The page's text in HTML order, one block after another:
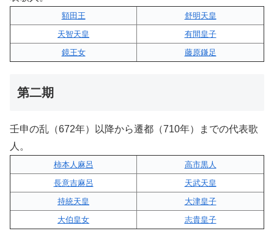
額田王
舒明天皇
天智天皇
有間皇子
鏡王女
藤原鎌足
第二期
壬申の乱（672年）以降から遷都（710年）までの代表歌
人。
柿本人麻呂
高市黒人
長意吉麻呂
天武天皇
持統天皇
大津皇子
大伯皇女
志貴皇子